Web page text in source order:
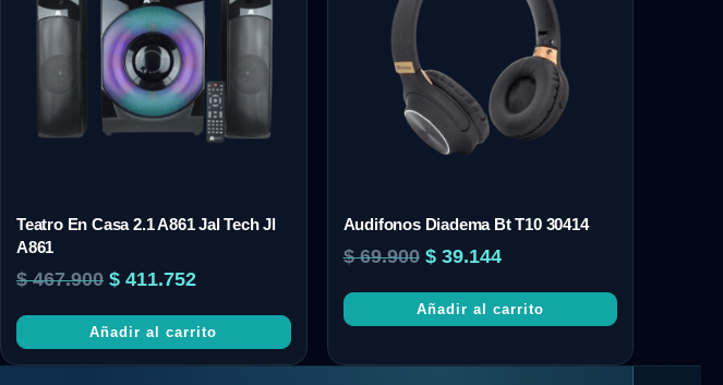
Teatro En Casa 2.1 A861 Jal Tech Jl
A861
$467.900 $ 411.752
Añadir al carrito
Audifonos Diadema Bt T10 30414
$69.900 $39.144
Añadir al carrito